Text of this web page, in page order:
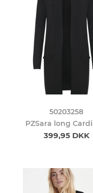
50203258
PZSara long
399,95 DKK